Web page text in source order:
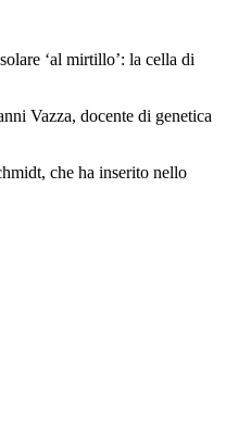
‘al mirtillo’: la cella di
Vazza, docente di genetica
che ha inserito nello